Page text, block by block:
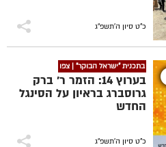
כ"ט סיון ה׳תשפ״ג
בתכנית "ישראל הבוקר" | צפו
בערוץ 14: הזמר ר' ברק
גרוסברג בראיון על הסינגל
החדש
כ"ט סיון ה׳תשפ״ג